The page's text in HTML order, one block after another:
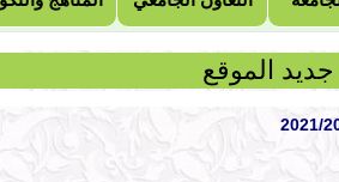
جديد الموقع